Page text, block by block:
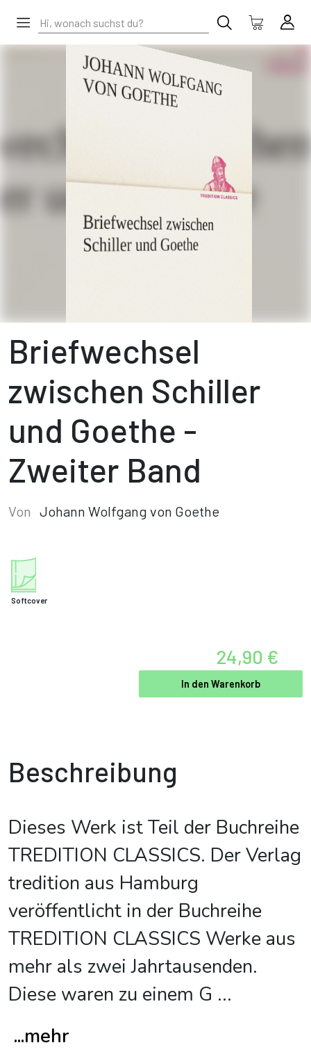
Briefwechsel
zwischen Schiller
und Goethe -
Zweiter Band
Von Johann Wolfgang von Goethe
Softcover
24,90 €
In den Warenkorb
Beschreibung
Dieses Werk ist Teil der Buchreihe
TREDITION CLASSICS. Der Verlag
tredition aus Hamburg
veröffentlicht in der Buchreihe
TREDITION CLASSICS Werke aus
mehr als zwei Jahrtausenden.
Diese waren zu einem G ...
...mehr